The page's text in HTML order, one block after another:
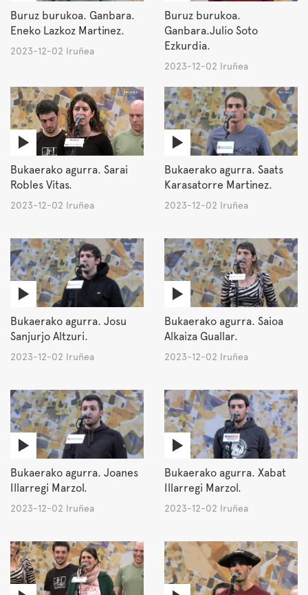
Buruz burukoa. Ganbara.
Eneko Lazkoz Martinez.
2023-12-02 Iruñea
Buruz burukoa.
Ganbara.Julio Soto
Ezkurdia.
2023-12-02 Iruñea
Bukaerako agurra. Sarai
Robles Vitas.
2023-12-02 Iruñea
Bukaerako agurra. Saats
Karasatorre Martinez.
2023-12-02 Iruñea
Bukaerako agurra. Josu
Sanjurjo Altzuri.
2023-12-02 Iruñea
Bukaerako agurra. Saioa
Alkaiza Guallar.
2023-12-02 Iruñea
Bukaerako agurra. Joanes
Illarregi Marzol.
2023-12-02 Iruñea
Bukaerako agurra. Xabat
Illarregi Marzol.
2023-12-02 Iruñea